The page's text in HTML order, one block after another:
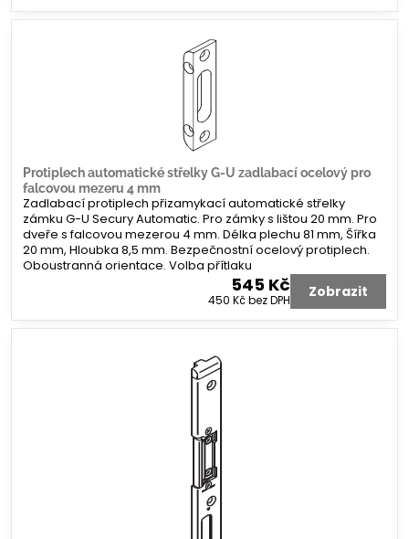
Protiplech automatické střelky G-U zadlabací ocelový pro
falcovou mezeru 4 mm
Zadlabací protiplech přizamykací automatické střelky
zámku G-U Secury Automatic. Pro zámky s lištou 20 mm. Pro
dveře s falcovou mezerou 4 mm. Délka plechu 81 mm, Šířka
20 mm, Hloubka 8,5 mm. Bezpečnostní ocelový protiplech.
Oboustranná orientace. Volba přítlaku
545 Kč
450 Kčbez DPH Zobrazit